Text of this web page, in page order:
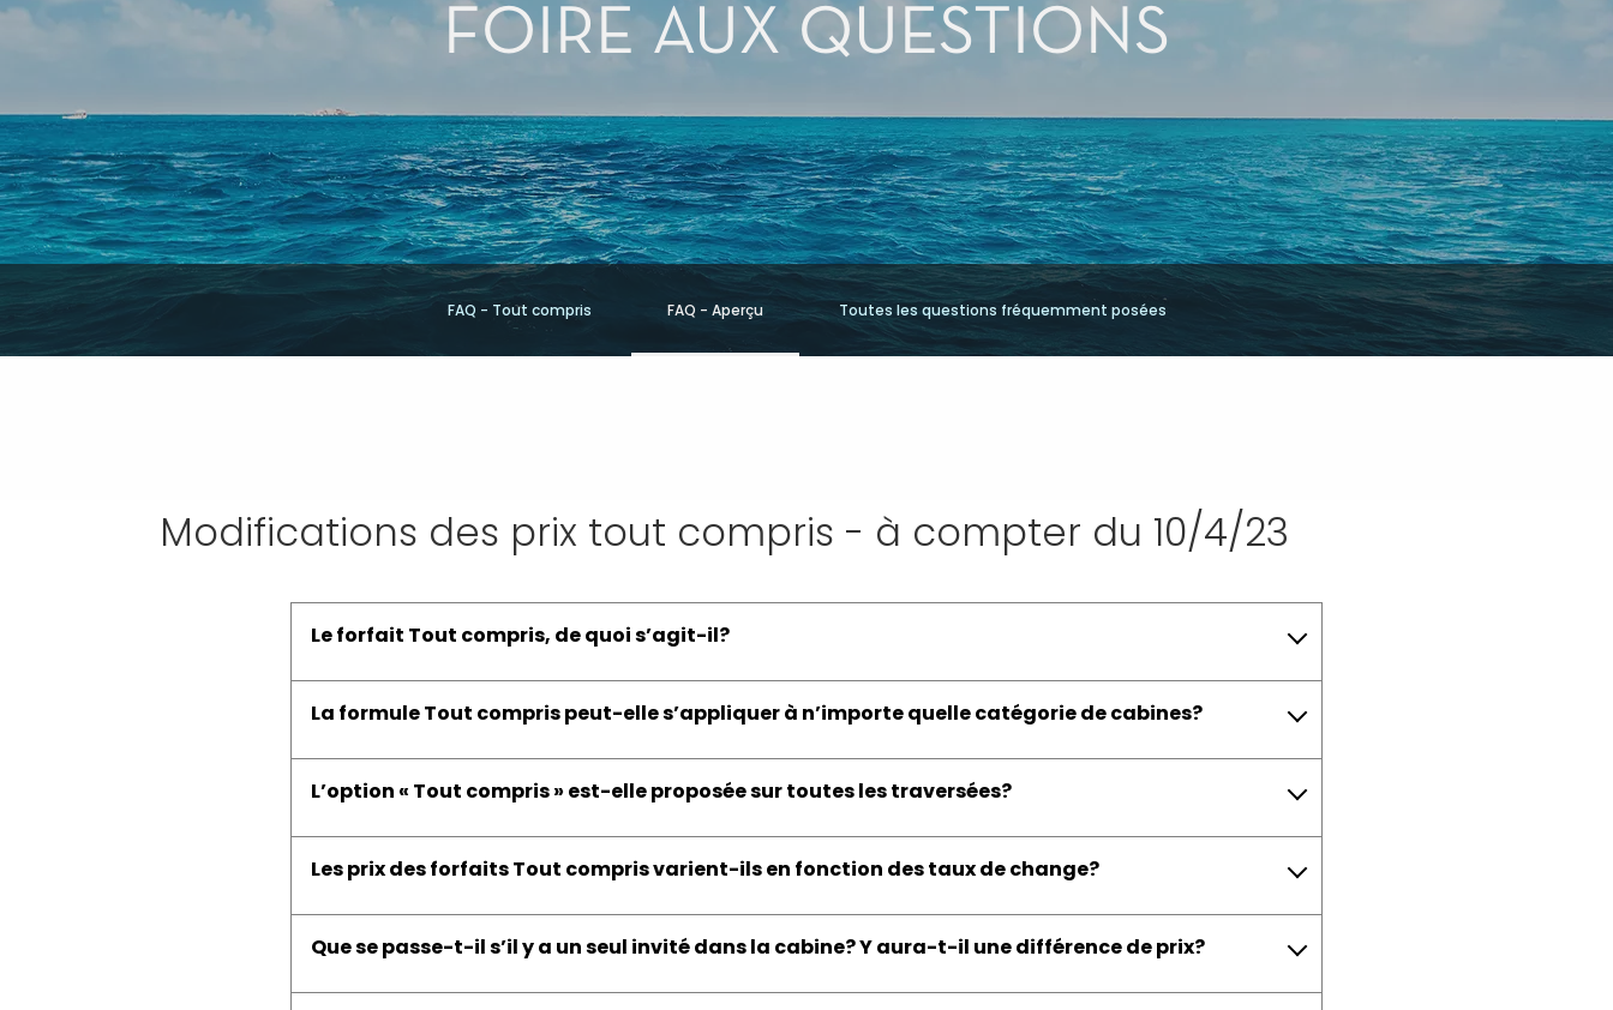
FOIRE AUX QUESTIONS
FAQ - Tout compris FAQ - Aperçu Toutes les questions fréquemment posées
Modifications des prix tout compris - à compter du 10/4/23
Le forfait Tout compris, de quoi s’agit-il?
La formule Tout compris peut-elle s’appliquer à n’importe quelle catégorie de cabines?
L’option « Tout compris » est-elle proposée sur toutes les traversées?
Les prix des forfaits Tout compris varient-ils en fonction des taux de change?
Que se passe-t-il s’il y a un seul invité dans la cabine? Y aura-t-il une différence de prix?